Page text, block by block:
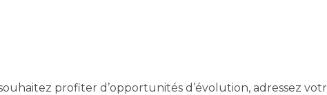
profiter d’opportunités d’évolution, adressez